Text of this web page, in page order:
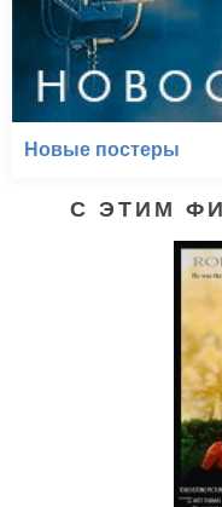
Новые постеры
С ЭТИМ